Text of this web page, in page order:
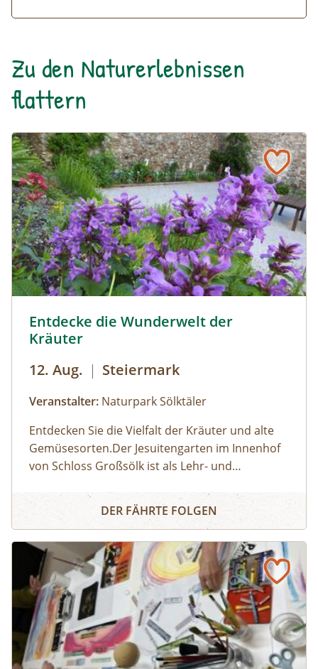
ökologisch gepflegte Musterschaugärten
Zu den Naturerlebnissen
flattern
Entdecke die Wunderwelt der
Kräuter
12. Aug. | Steiermark
Veranstalter: Naturpark Sölktäler
Entdecken Sie die Vielfalt der Kräuter und alte
Gemüsesorten.Der Jesuitengarten im Innenhof
von Schloss Großsölk ist als Lehr- und
gedeihen hier viele Heil- und Gewürzkräuter
sowie neue und alte, in Vergessenheit geratene
der Kräuterführung mit Martha teilnehmen,
können die Kinder bei einer Kinderführung
einen lustigen Streifzug durch den
Jesuitengarten machen.Dauer: 2
StundenKosten: Erwachsene € 14,- | Kinder (6-
14 Jahre) € 10,- | gratis mit der Sommercard
Entdecke die Wunderwelt der Kräuter
DER FÄHRTE FOLGEN